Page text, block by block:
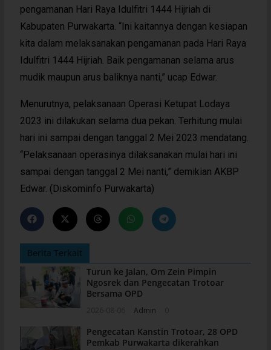
pengamanan Hari Raya Idulfitri 1444 Hijriah di
Kabupaten Purwakarta. “Ini kaitannya dengan kesiapan
kita dalam melaksanakan pengamanan pada Hari Raya
Idulfitri 1444 Hijriah. Baik pengamanan selama arus
mudik maupun arus baliknya nanti,” ucap Edwar.
Menurutnya, pelaksanaan Operasi Ketupat Lodaya
2023 ini dilakukan selama dua pekan. Terhitung mulai
hari ini sampai dengan tanggal 2 Mei 2023 mendatang.
“Pelaksanaan operasinya dilaksanakan mulai hari ini
sampai dengan tanggal 2 Mei nanti,” demikian AKBP
Edwar. (Diskominfo Purwakarta)
Berita Terkait
Turun ke Jalan, Om Zein Pimpin
Ngosrek dan Pengecatan Trotoar
Bersama OPD
Admin
Pengecatan Kanstin Trotoar, 28 OPD
Pemkab Purwakarta dikerahkan